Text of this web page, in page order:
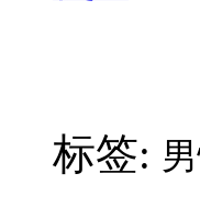
标签: